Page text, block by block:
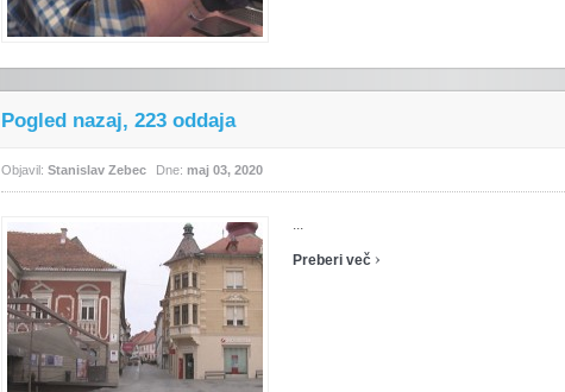
Pogled nazaj, 223 oddaja
Objavil: Stanislav Zebec Dne: maj 03, 2020
...
Preberi več ›